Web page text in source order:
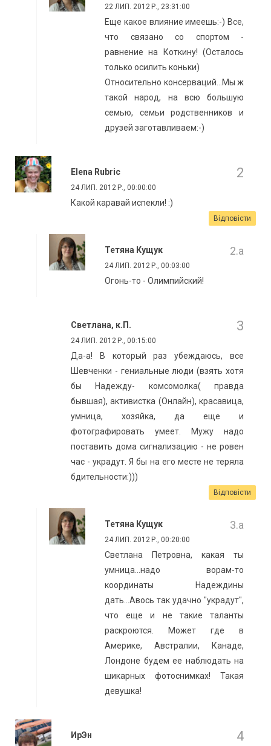
22 ЛИП. 2012 Р., 23:31:00
Еще какое влияние имеешь:-) Все,
что связано со спортом -
равнение на Коткину! (Осталось
только осилить коньки)
Относительно консерваций...Мы ж
такой народ, на всю большую
семью, семьи родственников и
друзей заготавливаем:-)
Elena Rubric
24 ЛИП. 2012 Р., 00:00:00
Какой каравай испекли! :)
Відповісти
Тетяна Кущук
24 ЛИП. 2012 Р., 00:03:00
Огонь-то - Олимпийский!
Светлана, к.П.
24 ЛИП. 2012 Р., 00:15:00
Да-а! В который раз убеждаюсь, все
Шевченки - гениальные люди (взять хотя
бы Надежду- комсомолка( правда
бывшая), активистка (Онлайн), красавица,
умница, хозяйка, да еще и
фотографировать умеет. Мужу надо
поставить дома сигнализацию - не ровен
час - украдут. Я бы на его месте не теряла
бдительности:)))
Відповісти
Тетяна Кущук
24 ЛИП. 2012 Р., 00:20:00
Светлана Петровна, какая ты
умница...надо ворам-то
координаты Надеждины
дать...Авось так удачно "украдут",
что еще и не такие таланты
раскроются. Может где в
Америке, Австралии, Канаде,
Лондоне будем ее наблюдать на
шикарных фотоснимках! Такая
девушка!
ИрЭн